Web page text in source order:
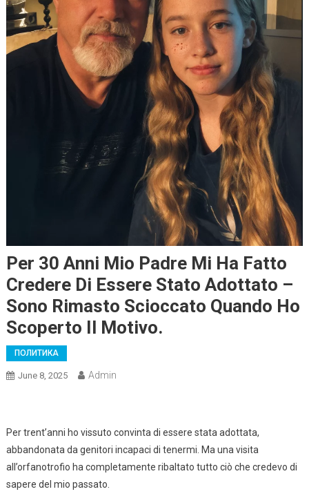
Per 30 Anni Mio Padre Mi Ha Fatto
Credere Di Essere Stato Adottato –
Sono Rimasto Scioccato Quando Ho
Scoperto Il Motivo.
ПОЛИТИКА
June 8, 2025 Admin
Per trent’anni ho vissuto convinta di essere stata adottata,
abbandonata da genitori incapaci di tenermi. Ma una visita
all’orfanotrofio ha completamente ribaltato tutto ciò che credevo di
sapere del mio passato.